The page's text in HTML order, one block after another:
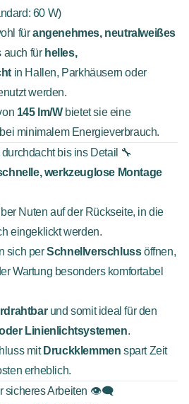
60 W)
fürangenehmes, neutralweißes
auch für helles,
in Hallen, Parkhäusern oder
werden.
145 lm/Wbietet sie eine
minimalem Energieverbrauch.
bis ins Detail 🔧
werkzeuglose Montage
Nuten auf der Rückseite, in die
eingeklickt werden.
sich perSchnellverschlussöffnen,
Wartung besonders komfortabel
und somit ideal für den
Linienlichtsystemen.
mit Druckklemmen spart Zeit
erheblich.
sicheres Arbeiten 👁️‍🗨️